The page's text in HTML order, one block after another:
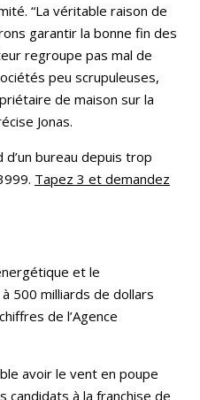
“La véritable raison de
garantir la bonne fin des
regroupe pas mal de
peu scrupuleuses,
de maison sur la
Jonas.
d’un bureau depuis trop
Tapez 3 et demandez
et le
500 milliards de dollars
de l’Agence
avoir le vent en poupe
à la franchise de